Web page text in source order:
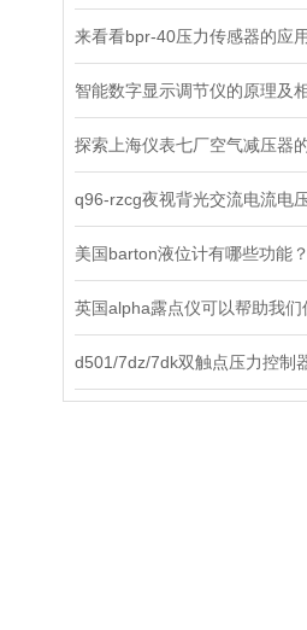
美国barton液位计有哪些功能？